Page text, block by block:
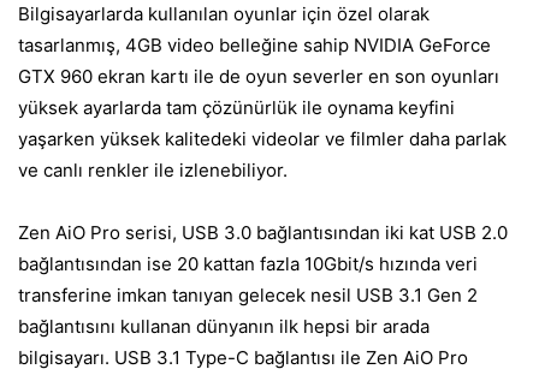
Bilgisayarlarda kullanılan oyunlar için özel olarak
tasarlanmış, 4GB video belleğine sahip NVIDIA GeForce
GTX 960 ekran kartı ile de oyun severler en son oyunları
yüksek ayarlarda tam çözünürlük ile oynama keyfini
yaşarken yüksek kalitedeki videolar ve filmler daha parlak
ve canlı renkler ile izlenebiliyor.
Zen AiO Pro serisi, USB 3.0 bağlantısından iki kat USB 2.0
bağlantısından ise 20 kattan fazla 10Gbit/s hızında veri
transferine imkan tanıyan gelecek nesil USB 3.1 Gen 2
bağlantısını kullanan dünyanın ilk hepsi bir arada
bilgisayarı. USB 3.1 Type-C bağlantısı ile Zen AiO Pro